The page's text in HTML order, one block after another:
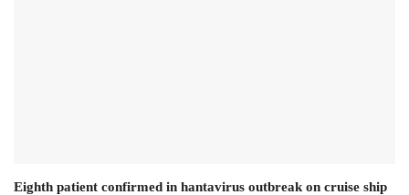
Eighth patient confirmed in hantavirus outbreak on cruise ship